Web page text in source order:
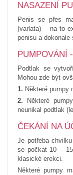
NASAZENÍ
Penis se přes
(varlata) – na to
penisu a dokonale
PUMPOVÁNÍ
Podtlak se
Mohou zde být
1. Některé pumpy
2. Některé
neunikal podtlak
ČEKÁNÍ NA
Je potřeba
se počkat 10 –
klasické erekci.
Některé pumpy